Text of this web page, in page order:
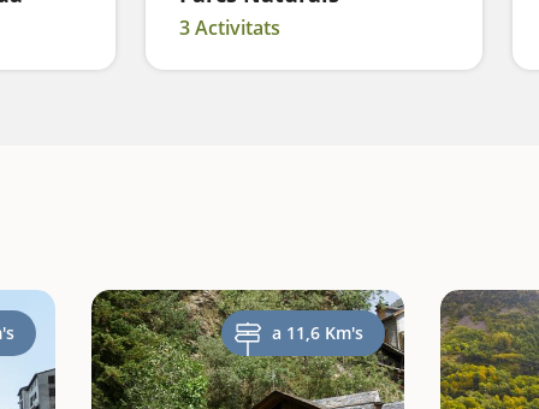
3 Activitats
a 11,6 Km's